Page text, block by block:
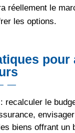
réellement le
les options.
pour
recalculer le
biens offrant un